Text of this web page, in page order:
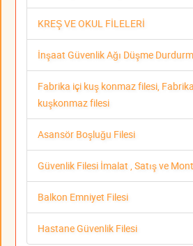
KREŞ VE OKUL FİLELERİ
İnşaat Güvenlik Ağı Düşme
Fabrika içi kuş konmaz filesi,
kuşkonmaz filesi
Asansör Boşluğu Filesi
Güvenlik Filesi İmalat , Satış ve
Balkon Emniyet Filesi
Hastane Güvenlik Filesi